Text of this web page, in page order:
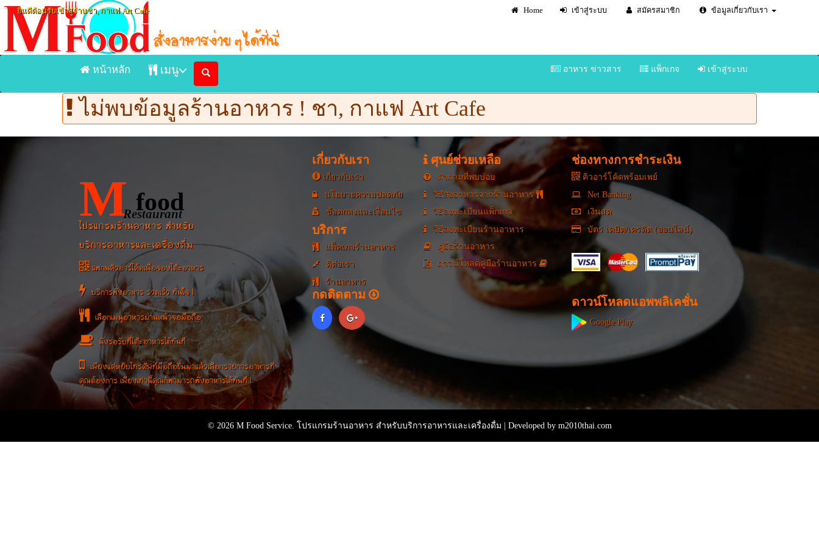
ยินดีต้อนรับเข้าสู่ร้านชา, กาแฟ Art Cafe Home เข้าสู่ระบบ สมัครสมาชิก ข้อมูลเกี่ยวกับเรา
หน้าหลัก เมนู
หน้าแรก
ร้านชา, กาแฟ Art Cafe
ร้านอาหาร
อาหาร ข่าวสาร แพ็กเกจ เข้าสู่ระบบ
ไม่พบข้อมูลร้านอาหาร ! ชา, กาแฟ Art Cafe
M food
Restaurant
โปรแกรมร้านอาหาร สำหรับ
บริการอาหารและเครื่องดื่ม
แสกนคิวอาร์โค้ดเพื่อจองโต๊ะอาหาร
บริการสั่งอาหาร รวดเร็ว ทันใจ !
เลือกเมนูอาหารผ่านหน้าจอมือถือ
นั่งรอรับที่โต๊ะอาหารได้ทันที
เพียงแค่หยิบโทรศัพท์มือถือขึ้นมาแล้วเลือกรายการอาหารที่
คุณต้องการ เพียงเท่านี้คุณก็สามารถสั่งอาหารได้ทันที !
เกี่ยวกับเรา
เกี่ยวกับเรา
นโยบายความปลดภัย
ข้อตกลงและเงื่อนไข
บริการ
แพ็คเกจร้านอาหาร
ติต่อเรา
ร้านอาหาร
กดติดตาม
ศุนย์ช่วยเหลือ
คำถามที่พบบ่อย
วิธีสั่งอาหารจากร้านอาหาร
วิธีลงทะเบียนแพ็กเกจ
วิธีลงทะเบียนร้านอาหาร
คู่มือร้านอาหาร
ดาวน์โหลดคู่มือร้านอาหาร
ช่องทางการชำระเงิน
คิวอาร์โค้ดพร้อมเพย์
Net Banking
เงินสด
บัตร เดบิต/เครดิต (ออนไลน์)
ดาวน์โหลดแอพพลิเคชั่น
Google Play
© 2026 M Food Service. โปรแกรมร้านอาหาร สำหรับบริการอาหารและเครื่องดื่ม | Developed by m2010thai.com